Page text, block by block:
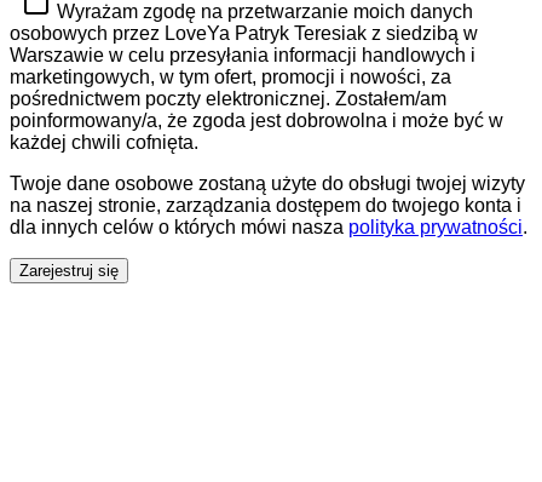
Wyrażam zgodę na przetwarzanie moich danych
osobowych przez LoveYa Patryk Teresiak z siedzibą w
Warszawie w celu przesyłania informacji handlowych i
marketingowych, w tym ofert, promocji i nowości, za
pośrednictwem poczty elektronicznej. Zostałem/am
poinformowany/a, że zgoda jest dobrowolna i może być w
każdej chwili cofnięta.
Twoje dane osobowe zostaną użyte do obsługi twojej wizyty
na naszej stronie, zarządzania dostępem do twojego konta i
dla innych celów o których mówi nasza polityka prywatności.
Zarejestruj się